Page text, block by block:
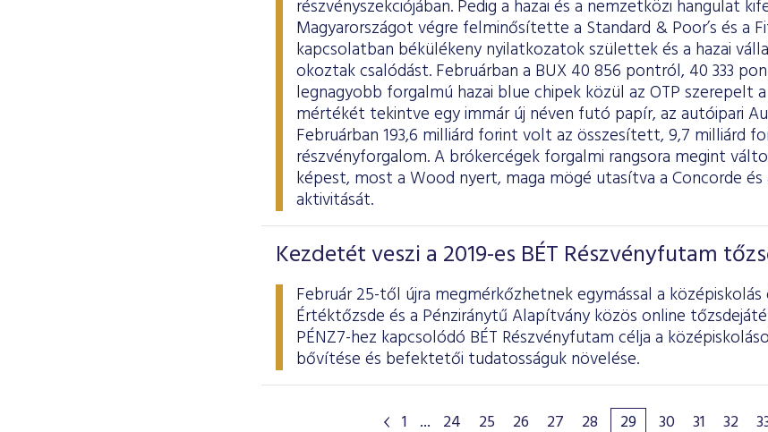
részvényszekciójában. Pedig a hazai és a nemzetközi hangulat
Magyarországot végre felminősítette a Standard & Poor’s és a
kapcsolatban békülékeny nyilatkozatok születtek és a hazai
okoztak csalódást. Februárban a BUX 40 856 pontról, 40 333
legnagyobb forgalmú hazai blue chipek közül az OTP szerepelt
mértékét tekintve egy immár új néven futó papír, az autóipari
Februárban 193,6 milliárd forint volt az összesített, 9,7 milliárd
részvényforgalom. A brókercégek forgalmi rangsora megint
képest, most a Wood nyert, maga mögé utasítva a Concorde és
aktivitását.
Kezdetét veszi a 2019-es BÉT Részvényfutam
Február 25-től újra megmérkőzhetnek egymással a középiskolás
Értéktőzsde és a Pénziránytű Alapítvány közös online
PÉNZ7-hez kapcsolódó BÉT Részvényfutam célja a
bővítése és befektetői tudatosságuk növelése.
1 ... 24 25 26 27 28 29 30 31 32